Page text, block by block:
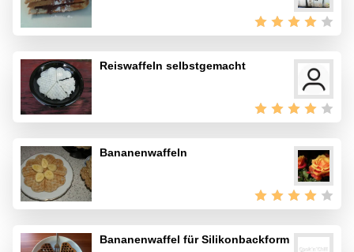
Reiswaffeln selbstgemacht
Bananenwaffeln
Bananenwaffel für Silikonbackform